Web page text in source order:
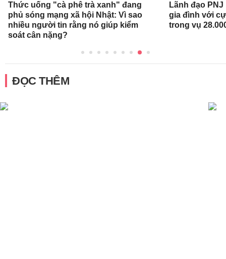
Thức uống "cà phê trà xanh" đang
phủ sóng mạng xã hội Nhật: Vì sao
nhiều người tin rằng nó giúp kiểm
soát cân nặng?
Lãnh đạo
gia đình với
trong vụ
ĐỌC THÊM